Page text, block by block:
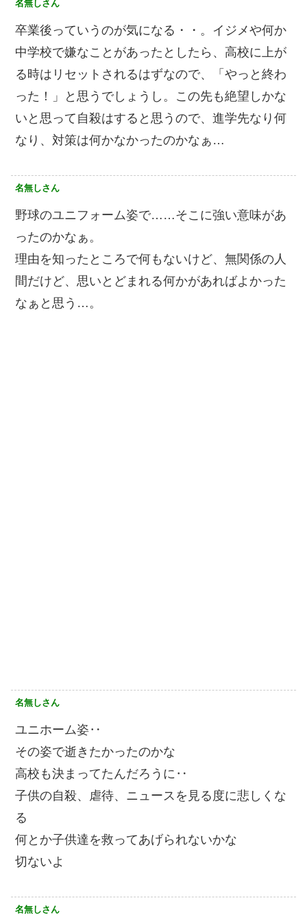
名無しさん
卒業後っていうのが気になる・・。イジメや何か
中学校で嫌なことがあったとしたら、高校に上が
る時はリセットされるはずなので、「やっと終わ
った！」と思うでしょうし。この先も絶望しかな
いと思って自殺はすると思うので、進学先なり何
なり、対策は何かなかったのかなぁ…
名無しさん
野球のユニフォーム姿で……そこに強い意味があ
ったのかなぁ。
理由を知ったところで何もないけど、無関係の人
間だけど、思いとどまれる何かがあればよかった
なぁと思う…。
名無しさん
ユニホーム姿‥
その姿で逝きたかったのかな
高校も決まってたんだろうに‥
子供の自殺、虐待、ニュースを見る度に悲しくな
る
何とか子供達を救ってあげられないかな
切ないよ
名無しさん